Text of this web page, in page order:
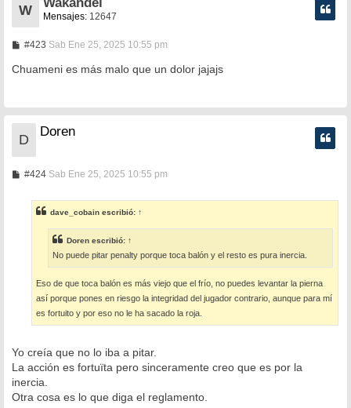
W Mensajes: 12647
#423M
n
e
Sab Ene 25, 2025 10:55 pm
Chuameni es más malo que un dolor jajajs
D
Doren
#424M
s
a
Sab Ene 25, 2025 10:55 pm
dave_cobain escribió: ↑
Doren escribió: ↑
No puede pitar penalty porque toca balón y el resto es pura inercia.
Eso de que toca balón es más viejo que el frío, no puedes levantar la pierna
así porque pones en riesgo la integridad del jugador contrario, aunque para mí
es fortuito y por eso no le ha sacado la roja.
Yo creía que no lo iba a pitar.
La acción es fortuïta pero sinceramente creo que es por la
inercia.
Otra cosa es lo que diga el reglamento.